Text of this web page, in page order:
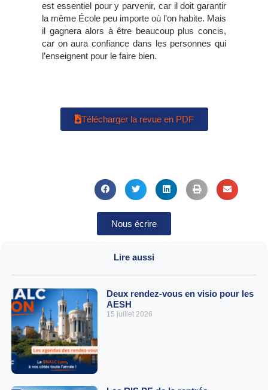
est essentiel pour y parvenir, car il doit garantir
la même École peu importe où l’on habite. Mais
il gagnera alors à être beaucoup plus concis,
car on aura confiance dans les personnes qui
l’enseignent pour le faire bien.
Télécharger la revue en PDF
Nous écrire
Lire aussi
Deux rendez-vous en visio pour les
AESH
15 juillet 2026